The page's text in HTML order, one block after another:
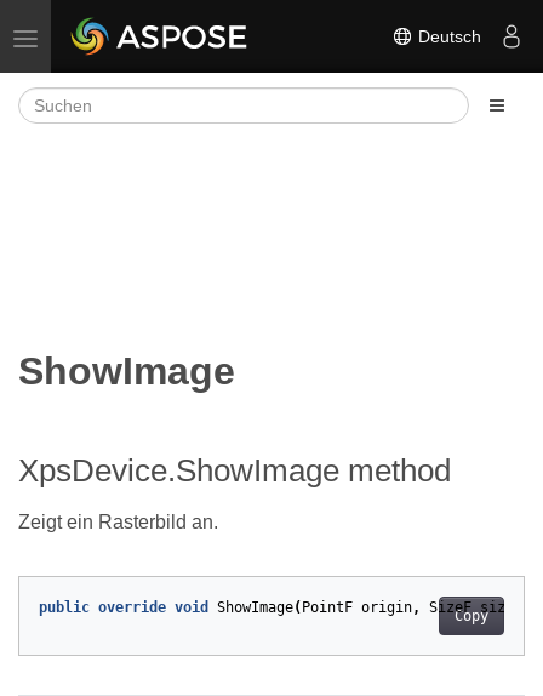
Navigation umschalten Deutsch
ShowImage
XpsDevice.ShowImage method
Zeigt ein Rasterbild an.
Copy
public override void ShowImage( PointF origin, SizeF size